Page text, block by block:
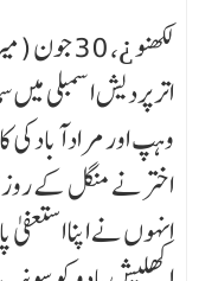
لکھنو ¿، 30 جون (میرا وطن نیوز)
اتر پردیش اسمبلی
وہپ اور مراد آباد
اختر نے منگل کے
انہوں نے اپنا